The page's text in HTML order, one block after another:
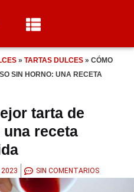
» TARTAS DULCES » CÓMO
SIN HORNO: UNA RECETA
tarta de
receta
2023 SIN COMENTARIOS